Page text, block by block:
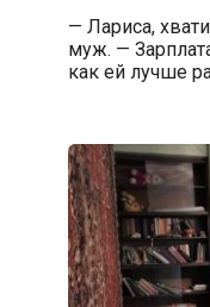
— Лариса,
муж. —
как ей лучше